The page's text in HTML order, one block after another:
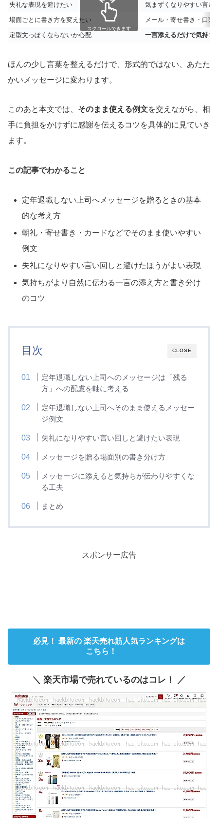
失礼な表現を避けたい 気まずくなりやすい言い
場面ごとに書き方を変えたい メール・寄せ書き・口
定型文っぽくならないか心配 一言添えるだけで気持ち
スクロールできます
ほんの少し言葉を整えるだけで、形式的ではない、あたた
かいメッセージに変わります。
このあと本文では、 そのまま使える例文を交えながら、相
手に負担をかけずに感謝を伝えるコツを具体的に見ていき
ます。
この記事でわかること
定年退職しない上司へメッセージを贈るときの基本
的な考え方
朝礼・寄せ書き・カードなどでそのまま使いやすい
例文
失礼になりやすい言い回しと避けたほうがよい表現
気持ちがより自然に伝わる一言の添え方と書き分け
のコツ
CLOSE
目次
定年退職しない上司へのメッセージは「残る
方」への配慮を軸に考える
定年退職しない上司へそのまま使えるメッセー
ジ例文
失礼になりやすい言い回しと避けたい表現
メッセージを贈る場面別の書き分け方
メッセージに添えると気持ちが伝わりやすくな
る工夫
まとめ
スポンサー広告
必見！ 最新の 楽天売れ筋人気ランキングは
こちら！
＼ 楽天市場で売れているのはコレ！ ／